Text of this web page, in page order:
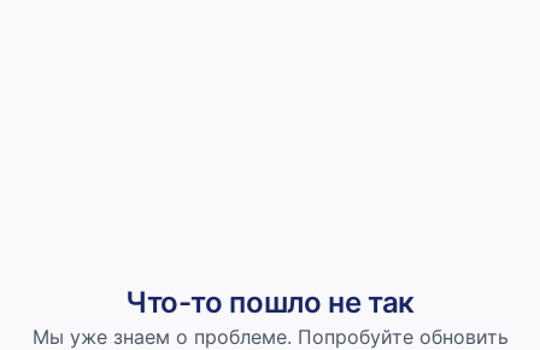
Что-то пошло не так
Мы уже знаем о проблеме. Попробуйте обновить